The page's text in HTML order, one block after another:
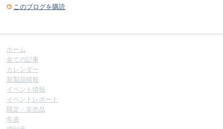
このブログを購読
ホーム
全ての記事
カレンダー
新製品情報
イベント情報
イベントレポート
限定・非売品
年表